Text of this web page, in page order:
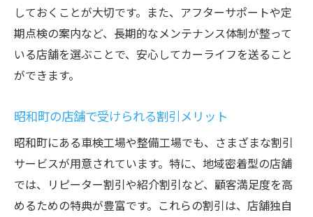
しておくことが大切です。また、アフターサポートや定
期点検の案内など、長期的なメンテナンス体制が整って
いる店舗を選ぶことで、安心してカーライフを送ること
ができます。
昭和町の店舗で受けられる割引メリット
昭和町にある車検工場や整備工場でも、さまざまな割引
サービスが用意されています。特に、地域密着型の店舗
では、リピーター割引や紹介割引など、顧客満足度を高
めるための特典が豊富です。これらの割引は、店舗独自